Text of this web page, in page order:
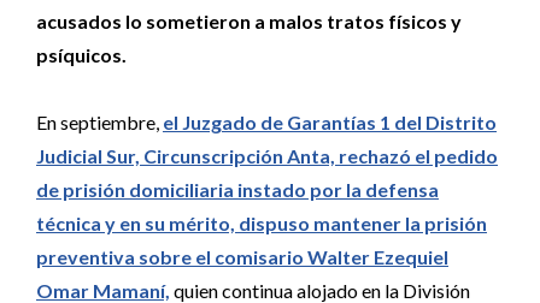
acusados lo sometieron a malos tratos físicos y
psíquicos.
En septiembre, el Juzgado de Garantías 1 del Distrito
Judicial Sur, Circunscripción Anta, rechazó el pedido
de prisión domiciliaria instado por la defensa
técnica y en su mérito, dispuso mantener la prisión
preventiva sobre el comisario Walter Ezequiel
Omar Mamaní, quien continua alojado en la División